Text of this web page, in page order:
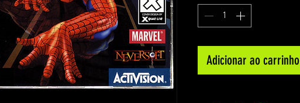
Adicionar ao carrinho